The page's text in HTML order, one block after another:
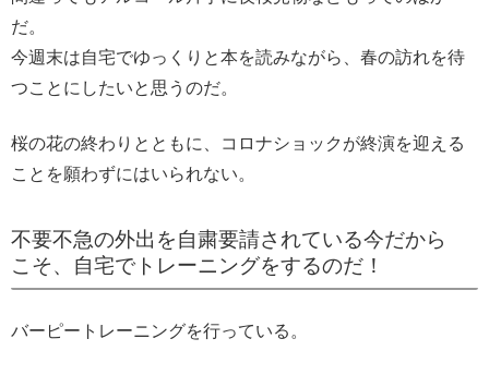
だ。
今週末は自宅でゆっくりと本を読みながら、春の訪れを待
つことにしたいと思うのだ。
桜の花の終わりとともに、コロナショックが終演を迎える
ことを願わずにはいられない。
不要不急の外出を自粛要請されている今だから
こそ、自宅でトレーニングをするのだ！
バーピートレーニングを行っている。